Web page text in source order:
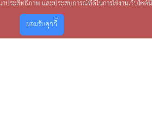
ระสิทธิภาพ และประสบการณ์ที่ดีในการใช้งานเว็บไซต์นี้
ยอมรับคุกกี้